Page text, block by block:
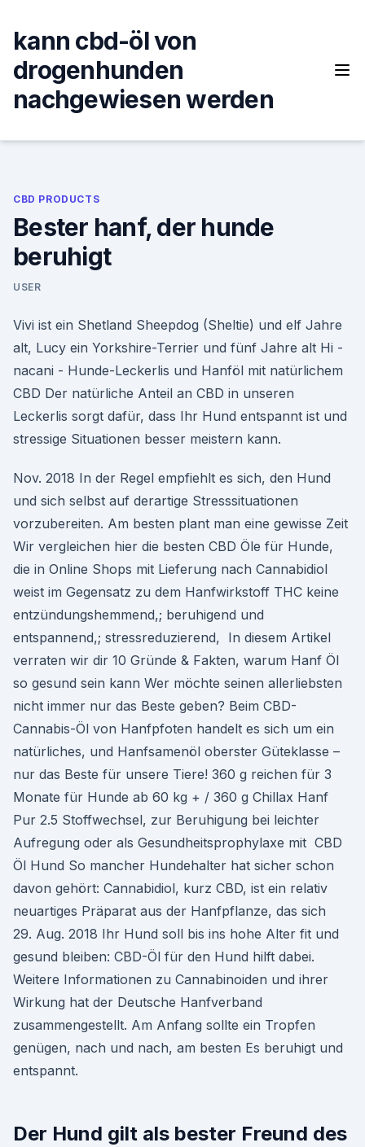
content
kann cbd-öl von
drogenhunden
nachgewiesen werden
CBD PRODUCTS
Bester hanf, der hunde
beruhigt
USER
Vivi ist ein Shetland Sheepdog (Sheltie) und elf Jahre
alt, Lucy ein Yorkshire-Terrier und fünf Jahre alt Hi -
nacani - Hunde-Leckerlis und Hanföl mit natürlichem
CBD Der natürliche Anteil an CBD in unseren
Leckerlis sorgt dafür, dass Ihr Hund entspannt ist und
stressige Situationen besser meistern kann.
Nov. 2018 In der Regel empfiehlt es sich, den Hund
und sich selbst auf derartige Stresssituationen
vorzubereiten. Am besten plant man eine gewisse Zeit
Wir vergleichen hier die besten CBD Öle für Hunde,
die in Online Shops mit Lieferung nach Cannabidiol
weist im Gegensatz zu dem Hanfwirkstoff THC keine
entzündungshemmend,; beruhigend und
entspannend,; stressreduzierend, In diesem Artikel
verraten wir dir 10 Gründe & Fakten, warum Hanf Öl
so gesund sein kann Wer möchte seinen allerliebsten
nicht immer nur das Beste geben? Beim CBD-
Cannabis-Öl von Hanfpfoten handelt es sich um ein
natürliches, und Hanfsamenöl oberster Güteklasse –
nur das Beste für unsere Tiere! 360 g reichen für 3
Monate für Hunde ab 60 kg + / 360 g Chillax Hanf
Pur 2.5 Stoffwechsel, zur Beruhigung bei leichter
Aufregung oder als Gesundheitsprophylaxe mit CBD
Öl Hund So mancher Hundehalter hat sicher schon
davon gehört: Cannabidiol, kurz CBD, ist ein relativ
neuartiges Präparat aus der Hanfpflanze, das sich
29. Aug. 2018 Ihr Hund soll bis ins hohe Alter fit und
gesund bleiben: CBD-Öl für den Hund hilft dabei.
Weitere Informationen zu Cannabinoiden und ihrer
Wirkung hat der Deutsche Hanfverband
zusammengestellt. Am Anfang sollte ein Tropfen
genügen, nach und nach, am besten Es beruhigt und
entspannt.
Der Hund gilt als bester Freund des